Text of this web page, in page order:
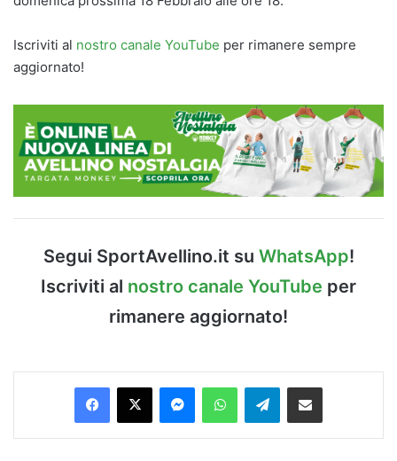
Iscriviti al nostro canale YouTube per rimanere sempre
aggiornato!
Segui SportAvellino.it su WhatsApp!
Iscriviti al nostro canale YouTube per
rimanere aggiornato!
Facebook
X MessengerWhatsAppTelegramCondividi via Email